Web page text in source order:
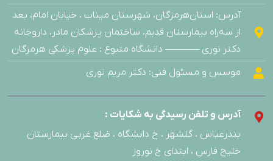
آدرس: استان‌هرمزگان، شهرستان میناب ، خیابان امام، بعد
از سه‌راه بیمارستان قدیم، ساختمان پزشکان مادر، داروخانه
دکتر نوری ———– دانشگاه متبوع : علوم پزشکی هرمزگان
موسس و مسئول فنی: دکتر مریم نوری
آدرس و تلفن رسیدگی به شکایات :
بندرعباس ، گلشهر ، خ دانشگاه ، ضلع غربی بیمارستان
خلیج فارس ، ابتدای خ نوروز